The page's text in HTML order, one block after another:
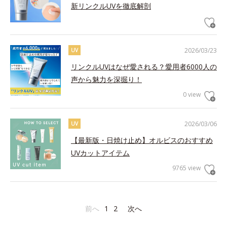
新リンクルUVを徹底解剖
2026/03/23
UV
リンクルUVはなぜ愛される？愛用者6000人の
声から魅力を深掘り！
0 view
2026/03/06
UV
【最新版・日焼け止め】オルビスのおすすめ
UVカットアイテム
9765 view
前へ 1 2 次へ